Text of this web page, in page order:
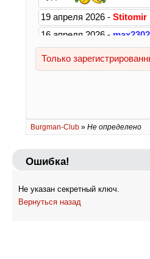
Burgman-Club » Не определено
Ошибка!
Не указан секретный ключ.
Вернуться назад